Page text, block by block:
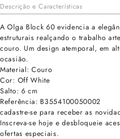
Descrição e Características
A Olga Block 60 evidencia a
estruturais realçando o trabalho
couro. Um design atemporal, em
ocasião.
Material: Couro
Cor: Off White
Salto: 6 cm
Referência: B3554100050002
cadastre-se para receber as
Inscreva-se hoje e desbloqueie
ofertas especiais.